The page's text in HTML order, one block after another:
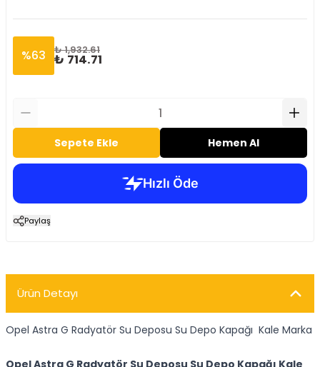
%63 ₺ 1,932.61
₺ 714.71
Sepete Ekle Hemen Al
Paylaş
Ürün Detayı
Opel Astra G Radyatör Su Deposu Su Depo Kapağı Kale Marka
Opel Astra G Radyatör Su Deposu Su Depo Kapağı Kale